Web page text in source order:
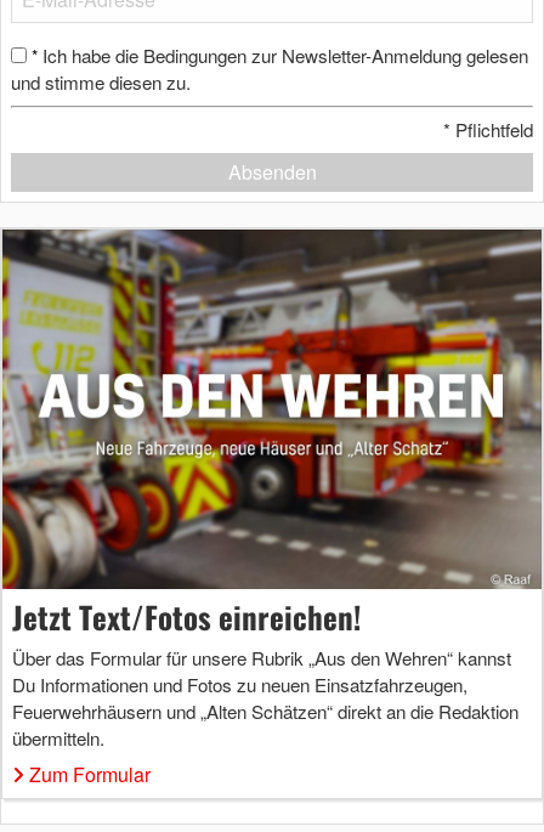
* Ich habe die Bedingungen zur Newsletter-Anmeldung gelesen
und stimme diesen zu.
* Pflichtfeld
Absenden
Jetzt Text/Fotos einreichen!
Über das Formular für unsere Rubrik „Aus den Wehren“ kannst
Du Informationen und Fotos zu neuen Einsatzfahrzeugen,
Feuerwehrhäusern und „Alten Schätzen“ direkt an die Redaktion
übermitteln.
Zum Formular